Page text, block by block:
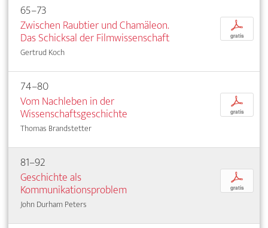
65–73
Zwischen Raubtier und Chamäleon.
Das Schicksal der Filmwissenschaft
Gertrud Koch
p
gratis
74–80
Vom Nachleben in der
Wissenschaftsgeschichte
Thomas Brandstetter
p
gratis
81–92
Geschichte als
Kommunikationsproblem
John Durham Peters
p
gratis